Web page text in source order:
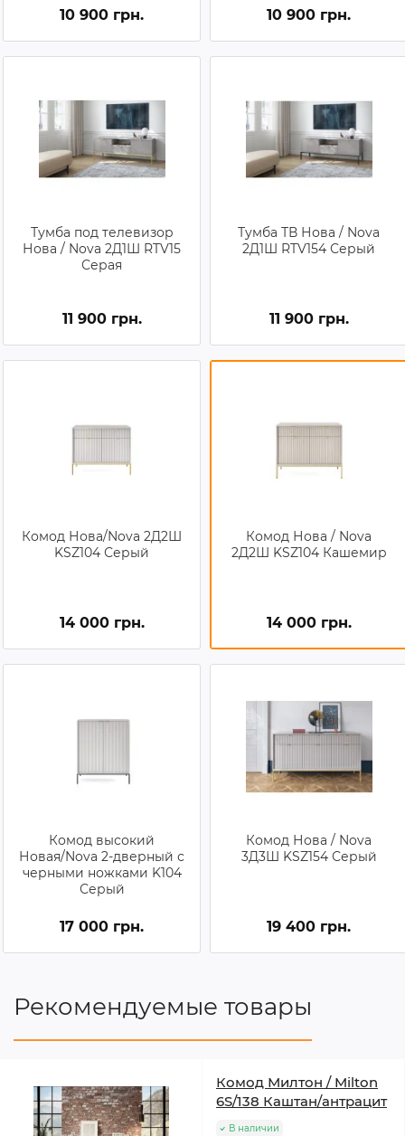
10 900 грн. 10 900 грн.
Тумба под телевизор
Нова / Nova 2Д1Ш RTV15
Серая
11 900 грн.
Тумба ТВ Нова / Nova
2Д1Ш RTV154 Серый
11 900 грн.
Комод Нова/Nova 2Д2Ш
KSZ104 Серый
14 000 грн.
Комод Нова / Nova
2Д2Ш KSZ104 Кашемир
14 000 грн.
Комод высокий
Новая/Nova 2-дверный с
черными ножками K104
Серый
17 000 грн.
Комод Нова / Nova
3Д3Ш KSZ154 Серый
19 400 грн.
Рекомендуемые товары
Комод Милтон / Milton
6S/138 Каштан/антрацит
В наличии